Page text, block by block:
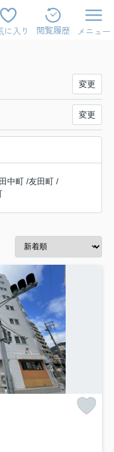
に入り 閲覧履歴 メニュー
変更
変更
田中町 /友田町 /